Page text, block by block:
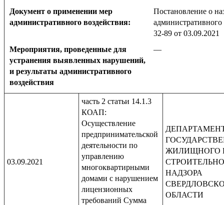
Документ о применении мер
административного воздействия:
Постановление о
32-89 от 03.09.2021
Мероприятия, проведенные для
устранения выявленных нарушений,
и результаты административного
воздействия
—
03.09.2021
часть 2 статьи 14.1.3
КОАП:
Осуществление
предпринимательской
деятельности по
управлению
многоквартирными
домами с нарушением
лицензионных
требований Сумма
ЖИЛИЩНОГО
НАДЗОРА
ОБЛАСТИ